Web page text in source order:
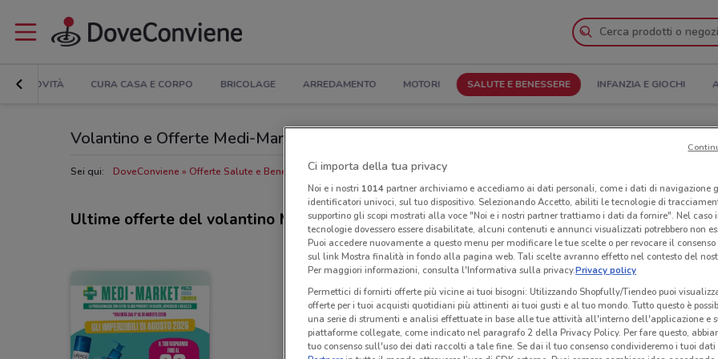
NOVITÀ CURA CASA E CORPO BRICOLAGE ARREDAMENTO MOTORI SALUTE E BENESSERE INFANZIA E GIOCHI
Volantino e Offerte Medi-Market: sfoglia il Catalogo
Sei qui: DoveConviene Offerte Salute e Benessere nelle vicinanze Negozi Medi-Market nelle vicinanze
Ultime offerte del volantino Medi-Market
Ci importa della tua privacy
Noi e i nostri 1014partner archiviamo e accediamo ai dati personali, come i dati di navigazione
identificatori univoci, sul tuo dispositivo. Selezionando Accetto, abiliti le tecnologie di
supportino gli scopi mostrati alla voce "Noi e i nostri partner trattiamo i dati da fornire". Nel caso
tecnologie dovessero essere disabilitate, alcuni contenuti e annunci visualizzati potrebbero non
Puoi accedere nuovamente a questo menu per modificare le tue scelte o per revocare il
sul link Mostra finalità in fondo alla pagina web. Tali scelte avranno effetto nel contesto del
Per maggiori informazioni, consulta l'Informativa sulla privacy.Privacy policy
Permettici di fornirti offerte più vicine ai tuoi bisogni: Utilizzando Shopfully/Tiendeo puoi
offerte per i tuoi acquisti quotidiani più attinenti ai tuoi gusti e al tuo mondo. Tutto questo è
una serie di strumenti e analisi effettuate in base alle tue attività all'interno dell'applicazione e
piattaforme collegate, come indicato nel paragrafo 2 della Privacy Policy. Per fare questo,
tuo consenso sull'uso dei dati raccolti a tale fine. Se dai il tuo consenso condivideremo i tuoi dati